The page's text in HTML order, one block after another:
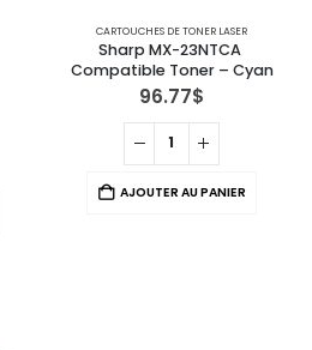
CARTOUCHES DE TONER LASER
Sharp MX-23NTCA
Compatible Toner – Cyan
96.77$
AJOUTER AU PANIER